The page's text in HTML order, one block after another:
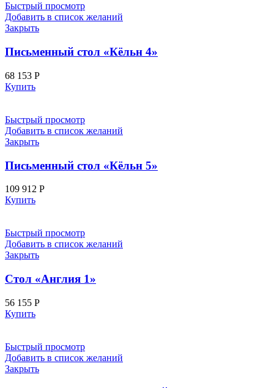
Быстрый просмотр
Добавить в список желаний
Закрыть
Письменный стол «Кёльн 4»
68 153 Р
Купить
Быстрый просмотр
Добавить в список желаний
Закрыть
Письменный стол «Кёльн 5»
109 912 Р
Купить
Быстрый просмотр
Добавить в список желаний
Закрыть
Стол «Англия 1»
56 155 Р
Купить
Быстрый просмотр
Добавить в список желаний
Закрыть